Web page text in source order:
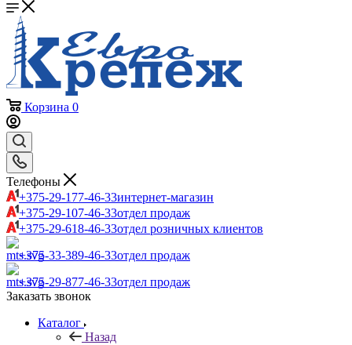
Корзина 0
Телефоны
+375-29-177-46-33интернет-магазин
+375-29-107-46-33отдел продаж
+375-29-618-46-33отдел розничных клиентов
+375-33-389-46-33отдел продаж
+375-29-877-46-33отдел продаж
Заказать звонок
Каталог
Назад